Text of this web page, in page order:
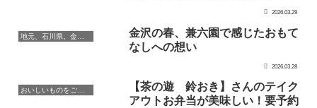
2026.03.29
金沢の春、兼六園で感じたおもて
なしへの想い
2026.03.28
おいしいものをご紹介
【茶の遊 鈴おき】さんのテイク
アウトお弁当が美味しい！要予約